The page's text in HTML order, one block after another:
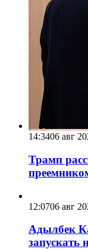
14:3406 авг
Трамп
12:0706 авг
Адылбек
запускать